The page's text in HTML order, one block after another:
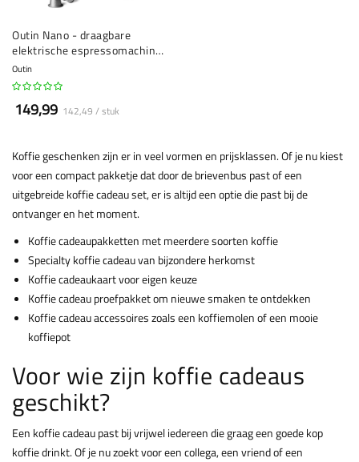
Outin Nano - draagbare
elektrische espressomachine
- capsules & gemalen koffie
Outin
149,99 142,49 / stuk
Koffie geschenken zijn er in veel vormen en prijsklassen. Of je nu kiest
voor een compact pakketje dat door de brievenbus past of een
uitgebreide koffie cadeau set, er is altijd een optie die past bij de
ontvanger en het moment.
Koffie cadeaupakketten met meerdere soorten koffie
Specialty koffie cadeau van bijzondere herkomst
Koffie cadeaukaart voor eigen keuze
Koffie cadeau proefpakket om nieuwe smaken te ontdekken
Koffie cadeau accessoires zoals een koffiemolen of een mooie
koffiepot
Voor wie zijn koffie cadeaus
geschikt?
Een koffie cadeau past bij vrijwel iedereen die graag een goede kop
koffie drinkt. Of je nu zoekt voor een collega, een vriend of een